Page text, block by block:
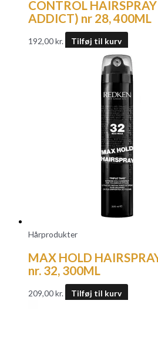
CONTROL
ADDICT) nr 28, 400ML
192,00kr. Tilføj til kurv
Hårprodukter
MAX HOLD
nr. 32, 300ML
209,00kr. Tilføj til kurv